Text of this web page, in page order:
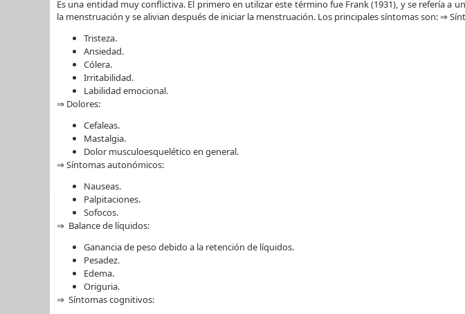
Es una entidad muy conflictiva. El primero en utilizar este término fue Frank (1931), y se refería
la menstruación y se alivian después de iniciar la menstruación. Los principales síntomas son: ⇒
Tristeza.
Ansiedad.
Cólera.
Irritabilidad.
Labilidad emocional.
⇒ Dolores:
Cefaleas.
Mastalgia.
Dolor musculoesquelético en general.
⇒ Síntomas autonómicos:
Nauseas.
Palpitaciones.
Sofocos.
⇒ Balance de líquidos:
Ganancia de peso debido a la retención de líquidos.
Pesadez.
Edema.
Origuria.
⇒ Síntomas cognitivos: